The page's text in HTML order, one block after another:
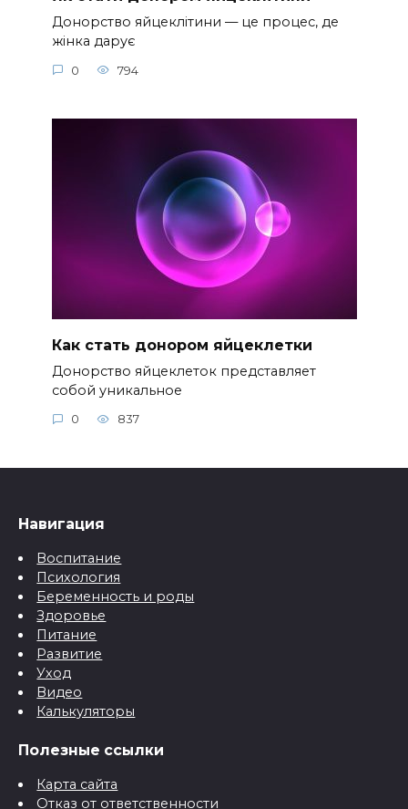
Донорство яйцеклітини — це процес, де
жінка дарує
0 794
Как стать донором яйцеклетки
Донорство яйцеклеток представляет
собой уникальное
0 837
Навигация
Воспитание
Психология
Беременность и роды
Здоровье
Питание
Развитие
Уход
Видео
Калькуляторы
Полезные ссылки
Карта сайта
Отказ от ответственности